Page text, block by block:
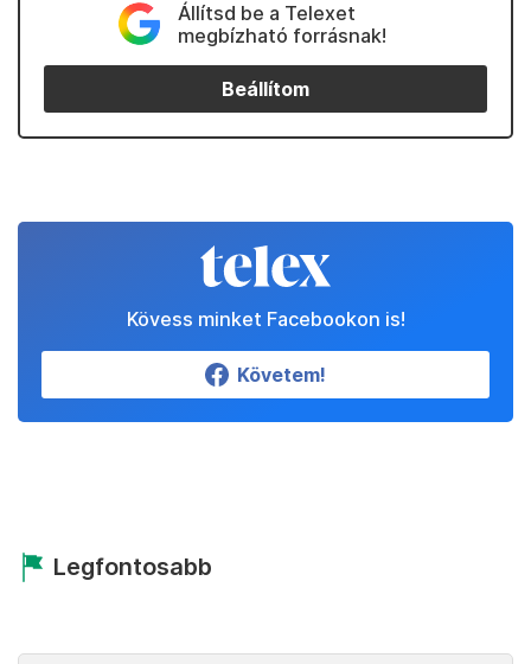
Állítsd be a Telexet
megbízható forrásnak!
Beállítom
Kövess minket Facebookon is!
Követem!
Legfontosabb